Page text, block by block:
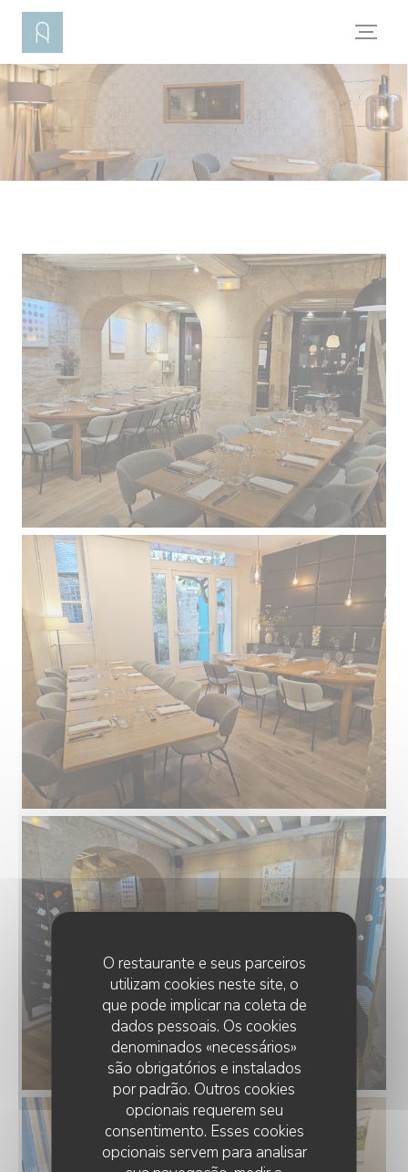
Painel de Gerenciamento de Cookies
O restaurante e seus parceiros
utilizam cookies neste site, o
que pode implicar na coleta de
dados pessoais. Os cookies
denominados «necessários»
são obrigatórios e instalados
por padrão. Outros cookies
opcionais requerem seu
consentimento. Esses cookies
opcionais servem para analisar